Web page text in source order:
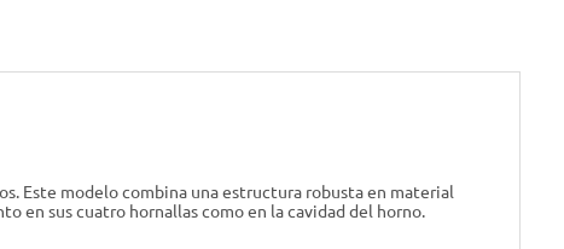
Este modelo combina una estructura robusta en material
en sus cuatro hornallas como en la cavidad del horno.